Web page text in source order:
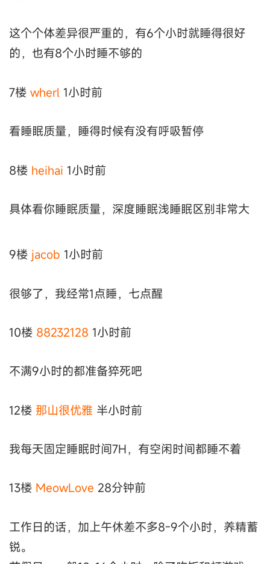
这个个体差异很严重的，有6个小时就睡得很好
的，也有8个小时睡不够的
7楼 wherl 1小时前
看睡眠质量，睡得时候有没有呼吸暂停
8楼 heihai 1小时前
具体看你睡眠质量，深度睡眠浅睡眠区别非常大
9楼 jacob 1小时前
很够了，我经常1点睡，七点醒
10楼 88232128 1小时前
不满9小时的都准备猝死吧
12楼 那山很优雅 半小时前
我每天固定睡眠时间7H，有空闲时间都睡不着
13楼 MeowLove 28分钟前
工作日的话，加上午休差不多8-9个小时，养精蓄
锐。